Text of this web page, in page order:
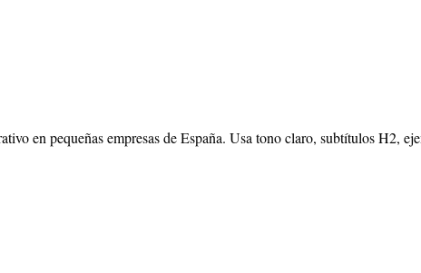
en pequeñas empresas de España. Usa tono claro, subtítulos H2,